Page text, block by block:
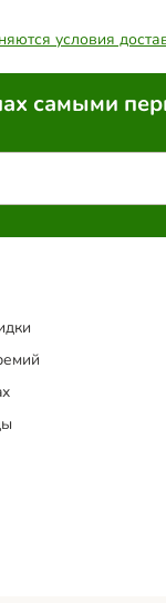
условия
самыми